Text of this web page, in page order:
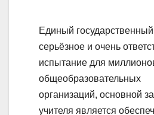
Единый
серьёзное и очень
испытание для
общеобразовательных
организаций, основной
учителя является